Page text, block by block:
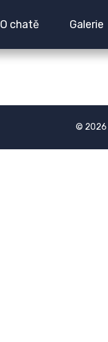
O chatě
Galerie
© 2026